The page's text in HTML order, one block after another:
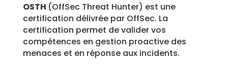
OSTH (OffSec Threat Hunter) est une
certification délivrée par OffSec. La
certification permet de valider vos
compétences en gestion proactive des
menaces et en réponse aux incidents.